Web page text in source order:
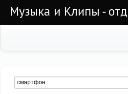
Музыка и Клипы -